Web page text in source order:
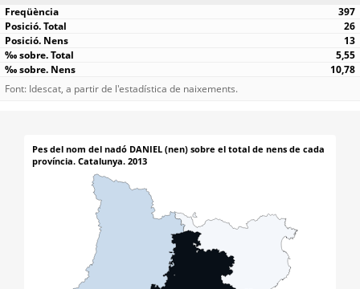
397
26
13
5,55
10,78
Font: Idescat, a partir de l'estadística de naixements.